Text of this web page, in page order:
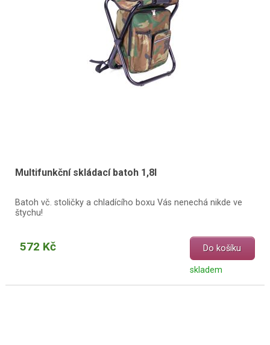
Multifunkční skládací batoh 1,8l
Batoh vč. stoličky a chladícího boxu Vás nenechá nikde ve
štychu!
572 Kč Do košíku
skladem